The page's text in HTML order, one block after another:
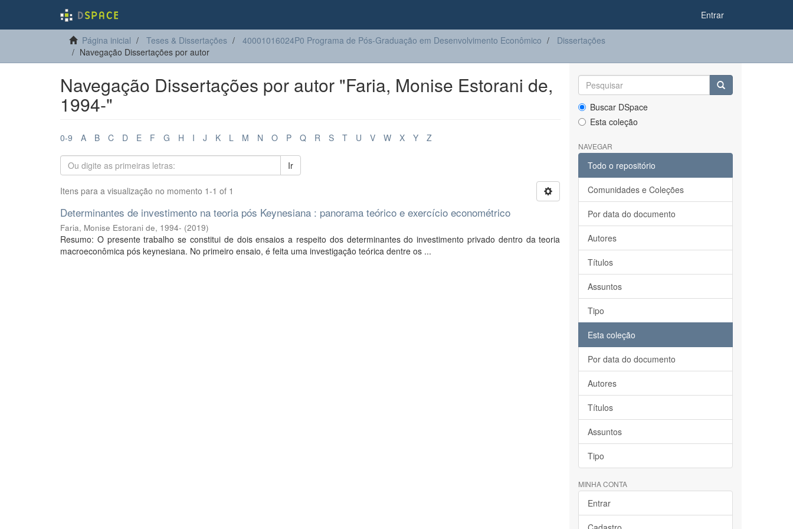
Entrar
Página inicial Teses & Dissertações 40001016024P0 Programa de Pós-Graduação em Desenvolvimento Econômico
Dissertações
Navegação Dissertações por autor
Navegação Dissertações por autor "Faria, Monise Estorani de,
1994-"
0-9 A B C D E F G H I J K L M N O P Q R S T U V W X Y Z
Ir
Itens para a visualização no momento 1-1 of 1
Determinantes de investimento na teoria pós Keynesiana : panorama teórico e exercício econométrico
Faria, Monise Estorani de, 1994- (2019)
Resumo: O presente trabalho se constitui de dois ensaios a respeito dos determinantes do investimento privado dentro da teoria
macroeconômica pós keynesiana. No primeiro ensaio, é feita uma investigação teórica dentre os ...
Buscar DSpace
Esta coleção
NAVEGAR
Todo o repositório
Comunidades e Coleções
Por data do documento
Autores
Títulos
Assuntos
Tipo
Esta coleção
Por data do documento
Autores
Títulos
Assuntos
Tipo
MINHA CONTA
Entrar